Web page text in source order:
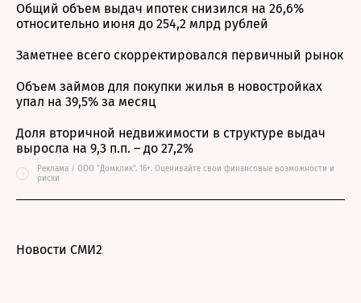
Общий объем выдач ипотек снизился на 26,6%
относительно июня до 254,2 млрд рублей
Заметнее всего скорректировался первичный рынок
Объем займов для покупки жилья в новостройках
упал на 39,5% за месяц
Доля вторичной недвижимости в структуре выдач
выросла на 9,3 п.п. – до 27,2%
i
Реклама / ООО "Домклик". 16+. Оценивайте свои финансовые возможности и
риски
Новости СМИ2